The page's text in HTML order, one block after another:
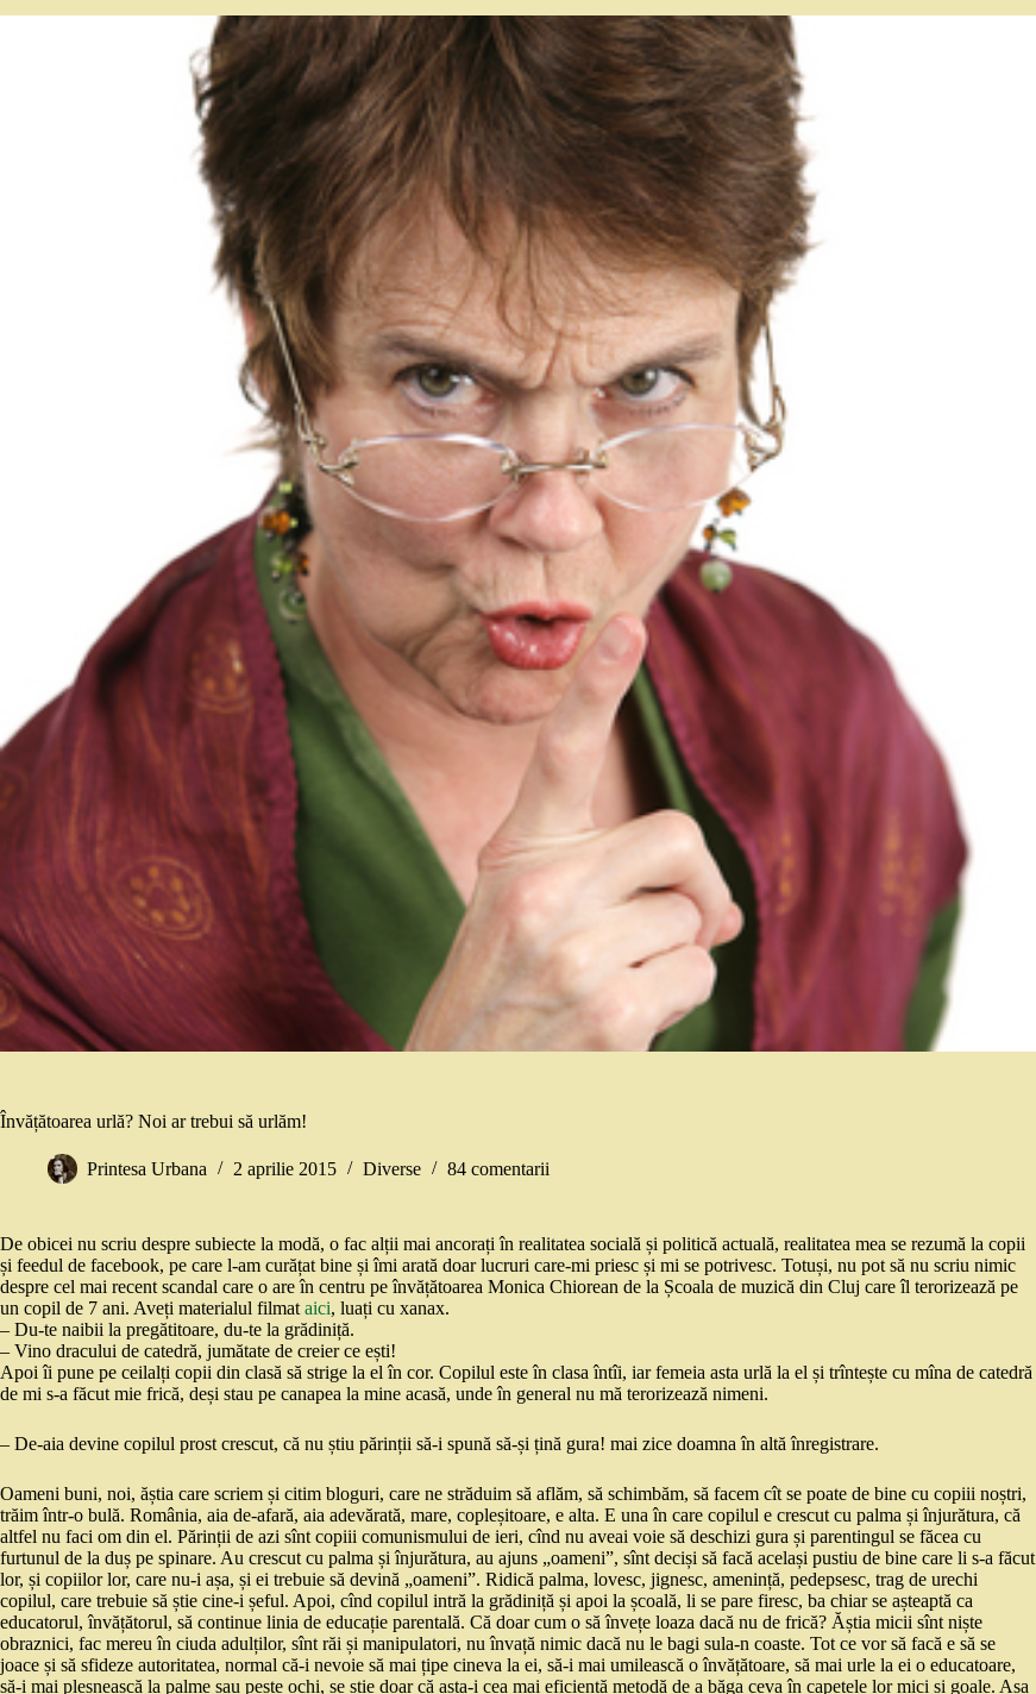
Învățătoarea urlă? Noi ar trebui să urlăm!
Printesa Urbana 2 aprilie 2015 Diverse 84 comentarii
De obicei nu scriu despre subiecte la modă, o fac alții mai ancorați în realitatea socială și politică actuală, realitatea mea se rezumă la copii
și feedul de facebook, pe care l-am curățat bine și îmi arată doar lucruri care-mi priesc și mi se potrivesc. Totuși, nu pot să nu scriu nimic
despre cel mai recent scandal care o are în centru pe învățătoarea Monica Chiorean de la Școala de muzică din Cluj care îl terorizează pe
un copil de 7 ani. Aveți materialul filmat aici, luați cu xanax.
– Du-te naibii la pregătitoare, du-te la grădiniță.
– Vino dracului de catedră, jumătate de creier ce ești!
Apoi îi pune pe ceilalți copii din clasă să strige la el în cor. Copilul este în clasa întîi, iar femeia asta urlă la el și trîntește cu mîna de catedră
de mi s-a făcut mie frică, deși stau pe canapea la mine acasă, unde în general nu mă terorizează nimeni.
– De-aia devine copilul prost crescut, că nu știu părinții să-i spună să-și țină gura! mai zice doamna în altă înregistrare.
Oameni buni, noi, ăștia care scriem și citim bloguri, care ne străduim să aflăm, să schimbăm, să facem cît se poate de bine cu copiii noștri,
trăim într-o bulă. România, aia de-afară, aia adevărată, mare, copleșitoare, e alta. E una în care copilul e crescut cu palma și înjurătura, că
altfel nu faci om din el. Părinții de azi sînt copiii comunismului de ieri, cînd nu aveai voie să deschizi gura și parentingul se făcea cu
furtunul de la duș pe spinare. Au crescut cu palma și înjurătura, au ajuns „oameni”, sînt deciși să facă același pustiu de bine care li s-a făcut
lor, și copiilor lor, care nu-i așa, și ei trebuie să devină „oameni”. Ridică palma, lovesc, jignesc, amenință, pedepsesc, trag de urechi
copilul, care trebuie să știe cine-i șeful. Apoi, cînd copilul intră la grădiniță și apoi la școală, li se pare firesc, ba chiar se așteaptă ca
educatorul, învățătorul, să continue linia de educație parentală. Că doar cum o să învețe loaza dacă nu de frică? Ăștia micii sînt niște
obraznici, fac mereu în ciuda adulților, sînt răi și manipulatori, nu învață nimic dacă nu le bagi sula-n coaste. Tot ce vor să facă e să se
joace și să sfideze autoritatea, normal că-i nevoie să mai țipe cineva la ei, să-i mai umilească o învățătoare, să mai urle la ei o educatoare,
să-i mai plesnească la palme sau peste ochi, se știe doar că asta-i cea mai eficientă metodă de a băga ceva în capetele lor mici și goale. Așa